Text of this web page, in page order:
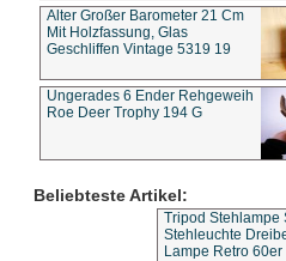
Alter Großer Barometer 21 Cm
Mit Holzfassung, Glas
Geschliffen Vintage 5319 19
Ungerades 6 Ender Rehgeweih
Roe Deer Trophy 194 G
Beliebteste Artikel:
Tripod Stehlampe
Stehleuchte
Lampe Retro 60er